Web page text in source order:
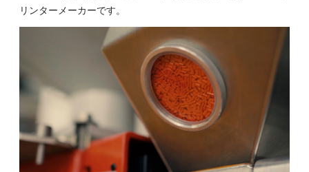
リンターメーカーです。